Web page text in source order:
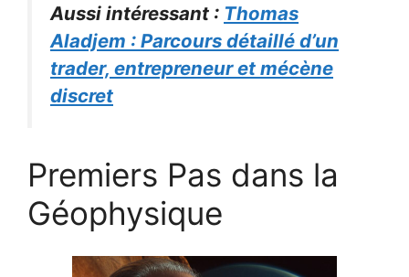
Aussi intéressant : Thomas
Aladjem : Parcours détaillé d’un
trader, entrepreneur et mécène
discret
Premiers Pas dans la
Géophysique